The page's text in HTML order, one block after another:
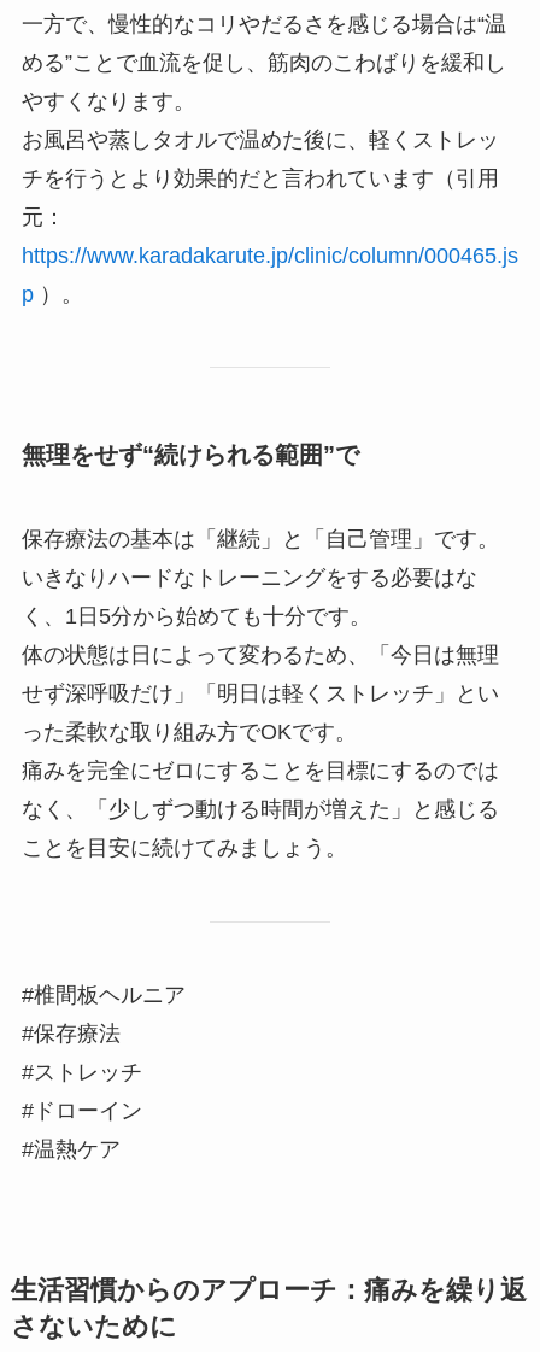
一方で、慢性的なコリやだるさを感じる場合は“温
める”ことで血流を促し、筋肉のこわばりを緩和し
やすくなります。
お風呂や蒸しタオルで温めた後に、軽くストレッ
チを行うとより効果的だと言われています（引用
元：
https://www.karadakarute.jp/clinic/column/000465.js
p）。
無理をせず“続けられる範囲”で
保存療法の基本は「継続」と「自己管理」です。
いきなりハードなトレーニングをする必要はな
く、1日5分から始めても十分です。
体の状態は日によって変わるため、「今日は無理
せず深呼吸だけ」「明日は軽くストレッチ」とい
った柔軟な取り組み方でOKです。
痛みを完全にゼロにすることを目標にするのでは
なく、「少しずつ動ける時間が増えた」と感じる
ことを目安に続けてみましょう。
#椎間板ヘルニア
#保存療法
#ストレッチ
#ドローイン
#温熱ケア
生活習慣からのアプローチ：痛みを繰り返
さないために